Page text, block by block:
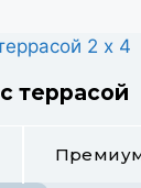
террасой